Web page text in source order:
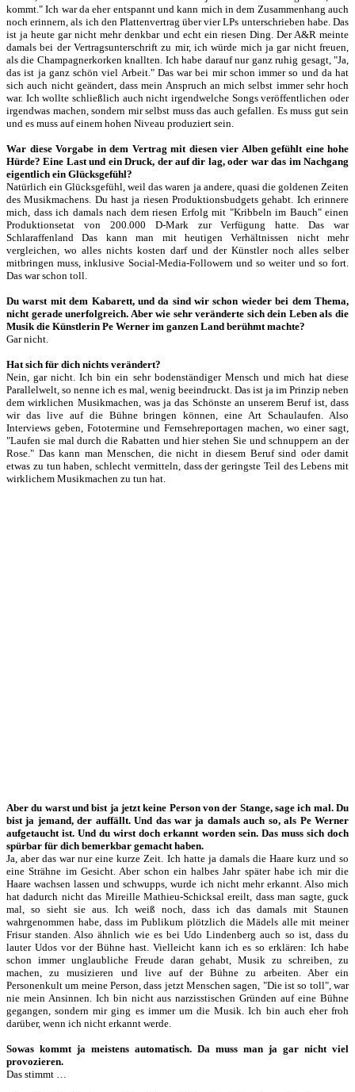
kommt." Ich war da eher entspannt und kann mich in dem Zusammenhang auch
noch erinnern, als ich den Plattenvertrag über vier LPs unterschrieben habe. Das
ist ja heute gar nicht mehr denkbar und echt ein riesen Ding. Der A&R meinte
damals bei der Vertragsunterschrift zu mir, ich würde mich ja gar nicht freuen,
als die Champagnerkorken knallten. Ich habe darauf nur ganz ruhig gesagt, "Ja,
das ist ja ganz schön viel Arbeit." Das war bei mir schon immer so und da hat
sich auch nicht geändert, dass mein Anspruch an mich selbst immer sehr hoch
war. Ich wollte schließlich auch nicht irgendwelche Songs veröffentlichen oder
irgendwas machen, sondern mir selbst muss das auch gefallen. Es muss gut sein
und es muss auf einem hohen Niveau produziert sein.
War diese Vorgabe in dem Vertrag mit diesen vier Alben gefühlt eine hohe
Hürde? Eine Last und ein Druck, der auf dir lag, oder war das im Nachgang
eigentlich ein Glücksgefühl?
Natürlich ein Glücksgefühl, weil das waren ja andere, quasi die goldenen Zeiten
des Musikmachens. Du hast ja riesen Produktionsbudgets gehabt. Ich erinnere
mich, dass ich damals nach dem riesen Erfolg mit "Kribbeln im Bauch" einen
Produktionsetat von 200.000 D-Mark zur Verfügung hatte. Das war
Schlaraffenland Das kann man mit heutigen Verhältnissen nicht mehr
vergleichen, wo alles nichts kosten darf und der Künstler noch alles selber
mitbringen muss, inklusive Social-Media-Followern und so weiter und so fort.
Das war schon toll.
Du warst mit dem Kabarett, und da sind wir schon wieder bei dem Thema,
nicht gerade unerfolgreich. Aber wie sehr veränderte sich dein Leben als die
Musik die Künstlerin Pe Werner im ganzen Land berühmt machte?
Gar nicht.
Hat sich für dich nichts verändert?
Nein, gar nicht. Ich bin ein sehr bodenständiger Mensch und mich hat diese
Parallelwelt, so nenne ich es mal, wenig beeindruckt. Das ist ja im Prinzip neben
dem wirklichen Musikmachen, was ja das Schönste an unserem Beruf ist, dass
wir das live auf die Bühne bringen können, eine Art Schaulaufen. Also
Interviews geben, Fototermine und Fernsehreportagen machen, wo einer sagt,
"Laufen sie mal durch die Rabatten und hier stehen Sie und schnuppern an der
Rose." Das kann man Menschen, die nicht in diesem Beruf sind oder damit
etwas zu tun haben, schlecht vermitteln, dass der geringste Teil des Lebens mit
wirklichem Musikmachen zu tun hat.
Aber du warst und bist ja jetzt keine Person von der Stange, sage ich mal. Du
bist ja jemand, der auffällt. Und das war ja damals auch so, als Pe Werner
aufgetaucht ist. Und du wirst doch erkannt worden sein. Das muss sich doch
spürbar für dich bemerkbar gemacht haben.
Ja, aber das war nur eine kurze Zeit. Ich hatte ja damals die Haare kurz und so
eine Strähne im Gesicht. Aber schon ein halbes Jahr später habe ich mir die
Haare wachsen lassen und schwupps, wurde ich nicht mehr erkannt. Also mich
hat dadurch nicht das Mireille Mathieu-Schicksal ereilt, dass man sagte, guck
mal, so sieht sie aus. Ich weiß noch, dass ich das damals mit Staunen
wahrgenommen habe, dass im Publikum plötzlich die Mädels alle mit meiner
Frisur standen. Also ähnlich wie es bei Udo Lindenberg auch so ist, dass du
lauter Udos vor der Bühne hast. Vielleicht kann ich es so erklären: Ich habe
schon immer unglaubliche Freude daran gehabt, Musik zu schreiben, zu
machen, zu musizieren und live auf der Bühne zu arbeiten. Aber ein
Personenkult um meine Person, dass jetzt Menschen sagen, "Die ist so toll", war
nie mein Ansinnen. Ich bin nicht aus narzisstischen Gründen auf eine Bühne
gegangen, sondern mir ging es immer um die Musik. Ich bin auch eher froh
darüber, wenn ich nicht erkannt werde.
Sowas kommt ja meistens automatisch. Da muss man ja gar nicht viel
provozieren.
Das stimmt …